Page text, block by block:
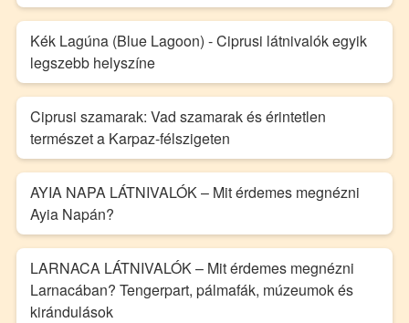
Kék Lagúna (Blue Lagoon) - Ciprusi látnivalók egyik
legszebb helyszíne
Ciprusi szamarak: Vad szamarak és érintetlen
természet a Karpaz-félszigeten
AYIA NAPA LÁTNIVALÓK – Mit érdemes megnézni
Ayia Napán?
LARNACA LÁTNIVALÓK – Mit érdemes megnézni
Larnacában? Tengerpart, pálmafák, múzeumok és
kirándulások